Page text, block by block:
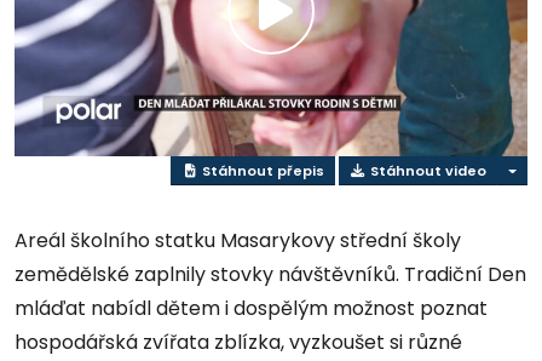
Přehrát
video
Stáhnout přepis Stáhnout video
Areál školního statku Masarykovy střední školy
zemědělské zaplnily stovky návštěvníků. Tradiční Den
mláďat nabídl dětem i dospělým možnost poznat
hospodářská zvířata zblízka, vyzkoušet si různé